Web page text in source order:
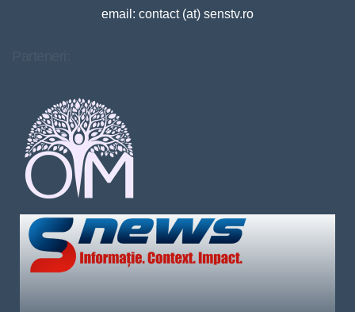
email: contact (at) senstv.ro